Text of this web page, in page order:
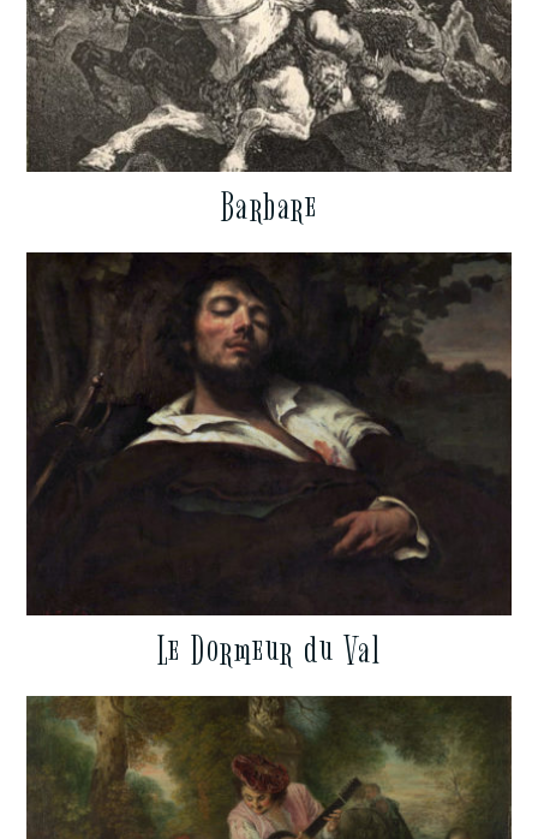
Barbare
Le Dormeur du Val